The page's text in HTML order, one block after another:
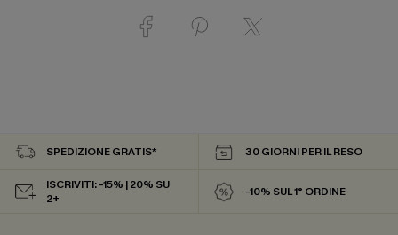
SPEDIZIONE GRATIS* 30 GIORNI PER IL RESO
ISCRIVITI: -15% | 20% SU
2+
-10% SUL 1° ORDINE